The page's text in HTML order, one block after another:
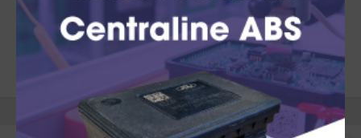
Diagnosi Auto - Diagnostica Remota -
Database - Oscilloscopio - Tecnomotor
Board dedicata a strumenti e soluzioni per autodiagnosi
Tecnomotor